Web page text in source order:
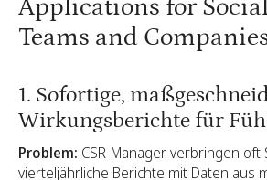
Applications for
Teams and
1. Sofortige,
Wirkungsberichte für
Problem: CSR-Manager verbringen oft
vierteljährliche Berichte mit Daten aus